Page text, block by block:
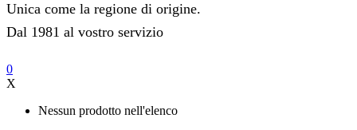
Unica come la regione di origine.
Dal 1981 al vostro servizio
0
X
Nessun prodotto nell'elenco